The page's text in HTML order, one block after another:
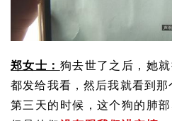
郑女士： 狗去世了之后，她
都发给我看，然后我就看到
第三天的时候，这个狗的肺